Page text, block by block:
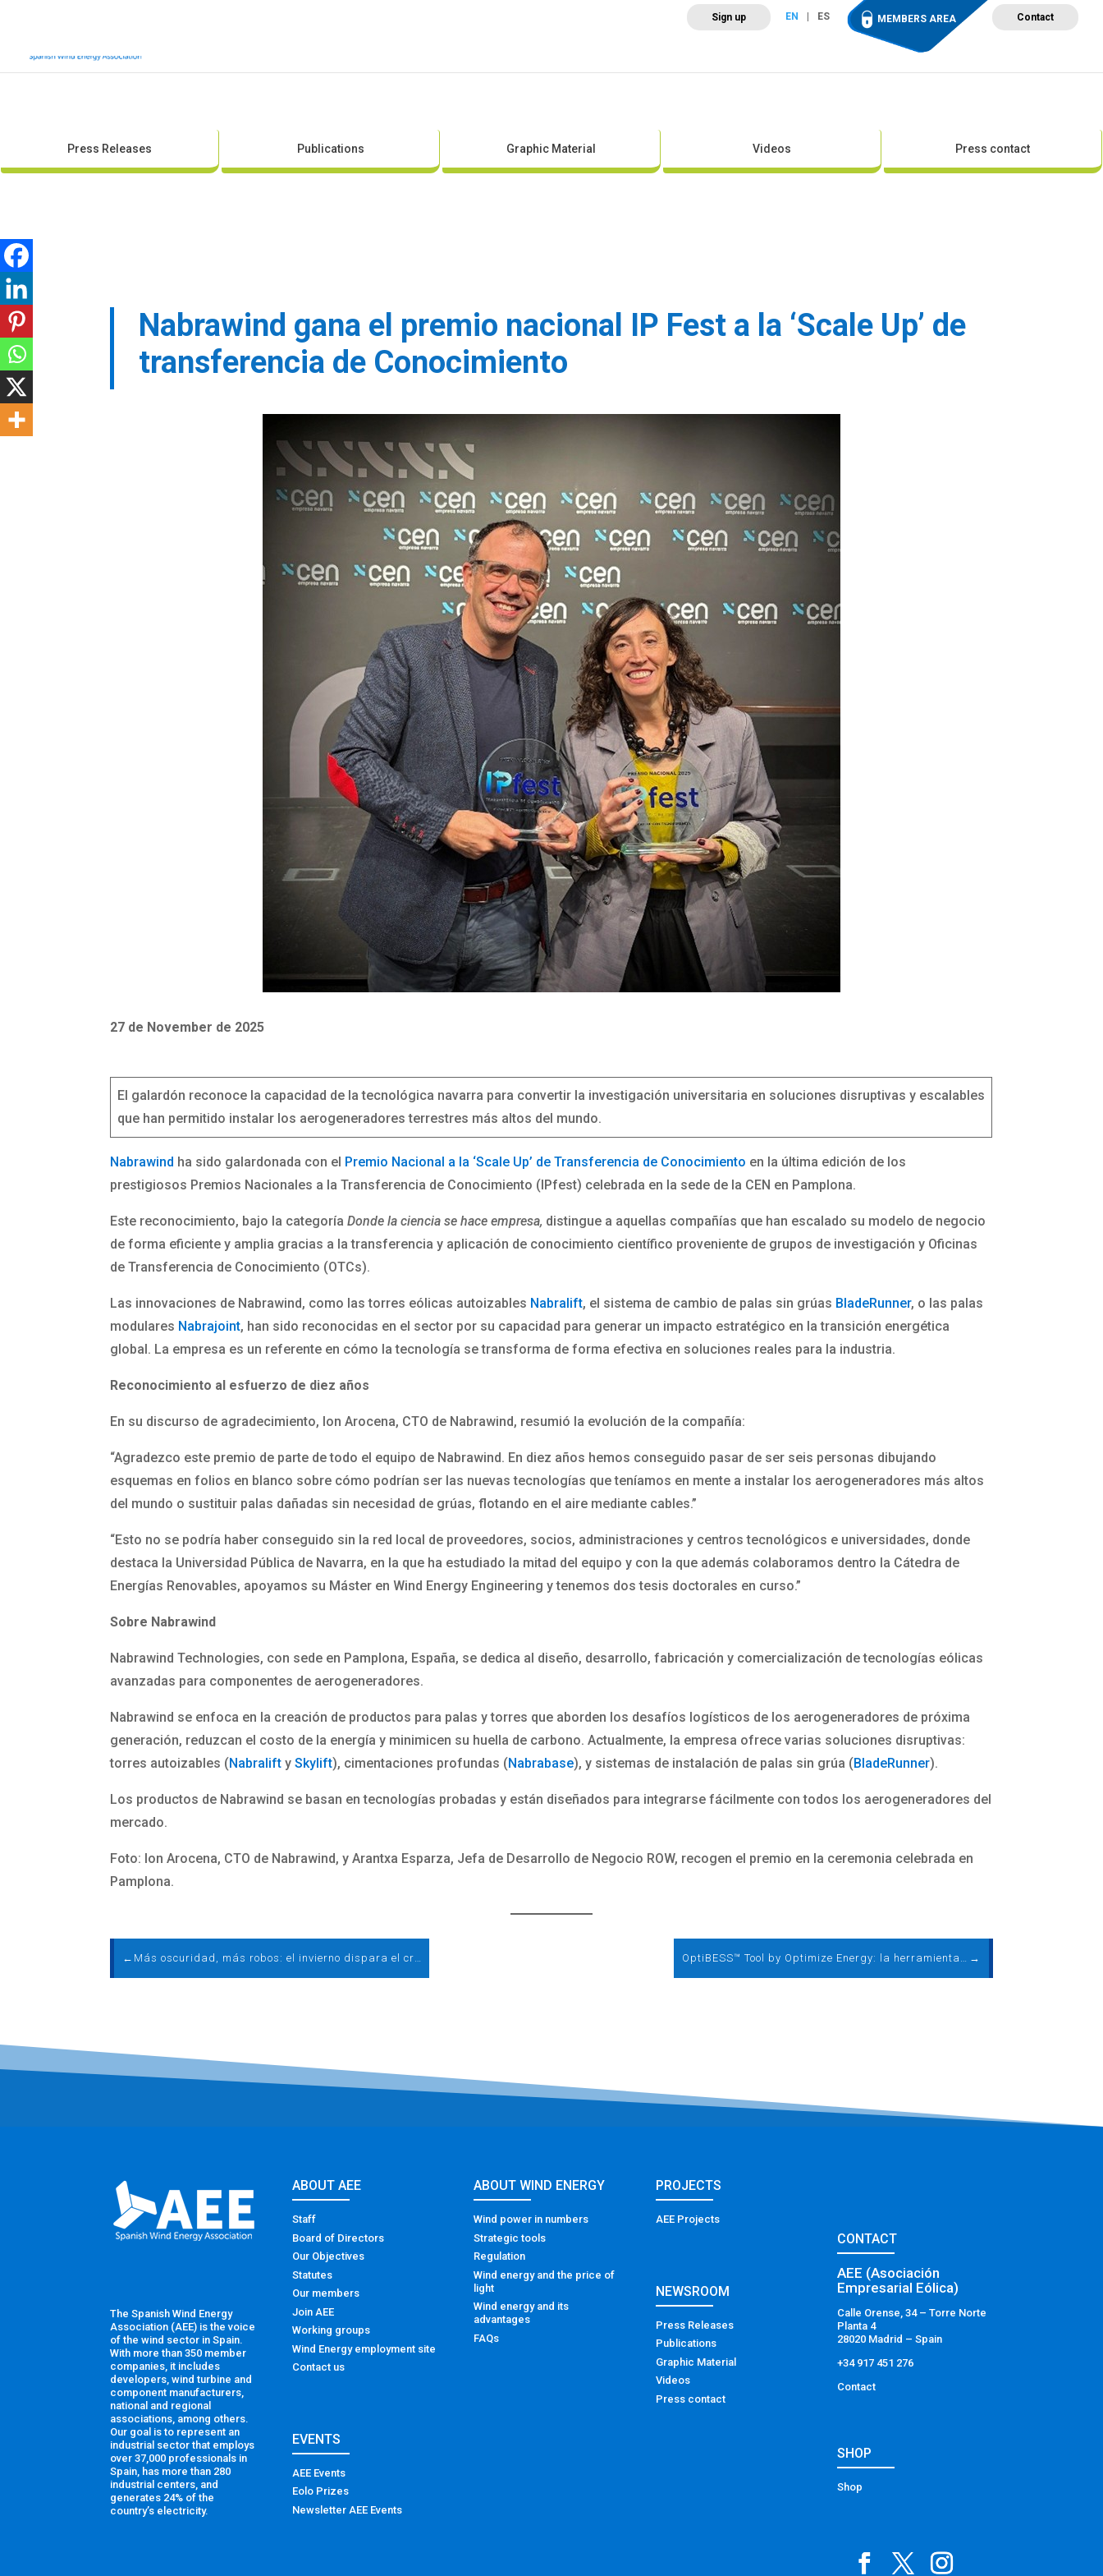
Sign up EN ES MEMBERS AREA Contact
Events Newsroom
Press Releases Publications Graphic Material Videos Press contact
Nabrawind gana el premio nacional IP Fest a la ‘Scale Up’ de
transferencia de Conocimiento
27 de November de 2025
El galardón reconoce la capacidad de la tecnológica navarra para convertir la investigación universitaria en soluciones disruptivas y escalables
que han permitido instalar los aerogeneradores terrestres más altos del mundo.
Nabrawind ha sido galardonada con el Premio Nacional a la ‘Scale Up’ de Transferencia de Conocimiento en la última edición de los
prestigiosos Premios Nacionales a la Transferencia de Conocimiento (IPfest) celebrada en la sede de la CEN en Pamplona.
Este reconocimiento, bajo la categoríaDonde la ciencia se hace empresa, distingue a aquellas compañías que han escalado su modelo de negocio
de forma eficiente y amplia gracias a la transferencia y aplicación de conocimiento científico proveniente de grupos de investigación y Oficinas
de Transferencia de Conocimiento (OTCs).
Las innovaciones de Nabrawind, como las torres eólicas autoizables Nabralift, el sistema de cambio de palas sin grúas BladeRunner, o las palas
modulares Nabrajoint, han sido reconocidas en el sector por su capacidad para generar un impacto estratégico en la transición energética
global. La empresa es un referente en cómo la tecnología se transforma de forma efectiva en soluciones reales para la industria.
Reconocimiento al esfuerzo de diez años
En su discurso de agradecimiento, Ion Arocena, CTO de Nabrawind, resumió la evolución de la compañía:
“Agradezco este premio de parte de todo el equipo de Nabrawind. En diez años hemos conseguido pasar de ser seis personas dibujando
esquemas en folios en blanco sobre cómo podrían ser las nuevas tecnologías que teníamos en mente a instalar los aerogeneradores más altos
del mundo o sustituir palas dañadas sin necesidad de grúas, flotando en el aire mediante cables.”
“Esto no se podría haber conseguido sin la red local de proveedores, socios, administraciones y centros tecnológicos e universidades, donde
destaca la Universidad Pública de Navarra, en la que ha estudiado la mitad del equipo y con la que además colaboramos dentro la Cátedra de
Energías Renovables, apoyamos su Máster en Wind Energy Engineering y tenemos dos tesis doctorales en curso.”
Sobre Nabrawind
Nabrawind Technologies, con sede en Pamplona, España, se dedica al diseño, desarrollo, fabricación y comercialización de tecnologías eólicas
avanzadas para componentes de aerogeneradores.
Nabrawind se enfoca en la creación de productos para palas y torres que aborden los desafíos logísticos de los aerogeneradores de próxima
generación, reduzcan el costo de la energía y minimicen su huella de carbono. Actualmente, la empresa ofrece varias soluciones disruptivas:
torres autoizables (Nabralift ySkylift), cimentaciones profundas (Nabrabase), y sistemas de instalación de palas sin grúa (BladeRunner).
Los productos de Nabrawind se basan en tecnologías probadas y están diseñados para integrarse fácilmente con todos los aerogeneradores del
mercado.
Foto: Ion Arocena, CTO de Nabrawind, y Arantxa Esparza, Jefa de Desarrollo de Negocio ROW, recogen el premio en la ceremonia celebrada en
Pamplona.
← Más oscuridad, más robos: el invierno dispara el crimen en la construcción OptiBESS™ Tool by Optimize Energy: la herramienta que transforma tus proyectos de almacenamiento de energía →
The Spanish Wind Energy
Association (AEE) is the voice
of the wind sector in Spain.
With more than 350 member
companies, it includes
developers, wind turbine and
component manufacturers,
national and regional
associations, among others.
Our goal is to represent an
industrial sector that employs
over 37,000 professionals in
Spain, has more than 280
industrial centers, and
generates 24% of the
country’s electricity.
ABOUT AEE
Staff
Board of Directors
Our Objectives
Statutes
Our members
Join AEE
Working groups
Wind Energy employment site
Contact us
EVENTS
AEE Events
Eolo Prizes
Newsletter AEE Events
ABOUT WIND ENERGY
Wind power in numbers
Strategic tools
Regulation
Wind energy and the price of
light
Wind energy and its
advantages
FAQs
PROJECTS
AEE Projects
NEWSROOM
Press Releases
Publications
Graphic Material
Videos
Press contact
CONTACT
AEE (Asociación
Empresarial Eólica)
Calle Orense, 34 – Torre Norte
Planta 4
28020 Madrid – Spain
+34 917 451 276
Contact
SHOP
Shop